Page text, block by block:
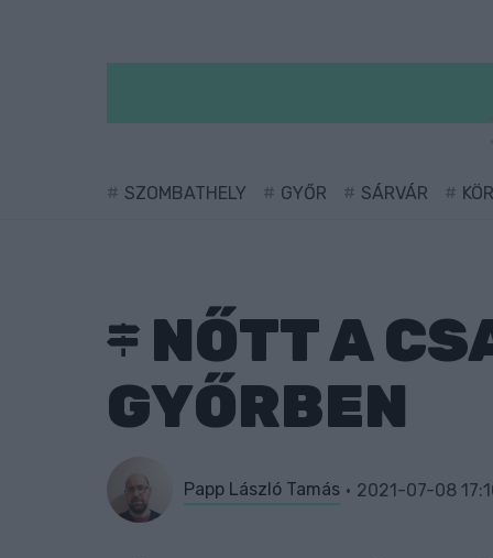
SZOMBATHELY GYŐR SÁRVÁR
NŐTT A
GYŐRBEN
Papp László Tamás 2021-07-08